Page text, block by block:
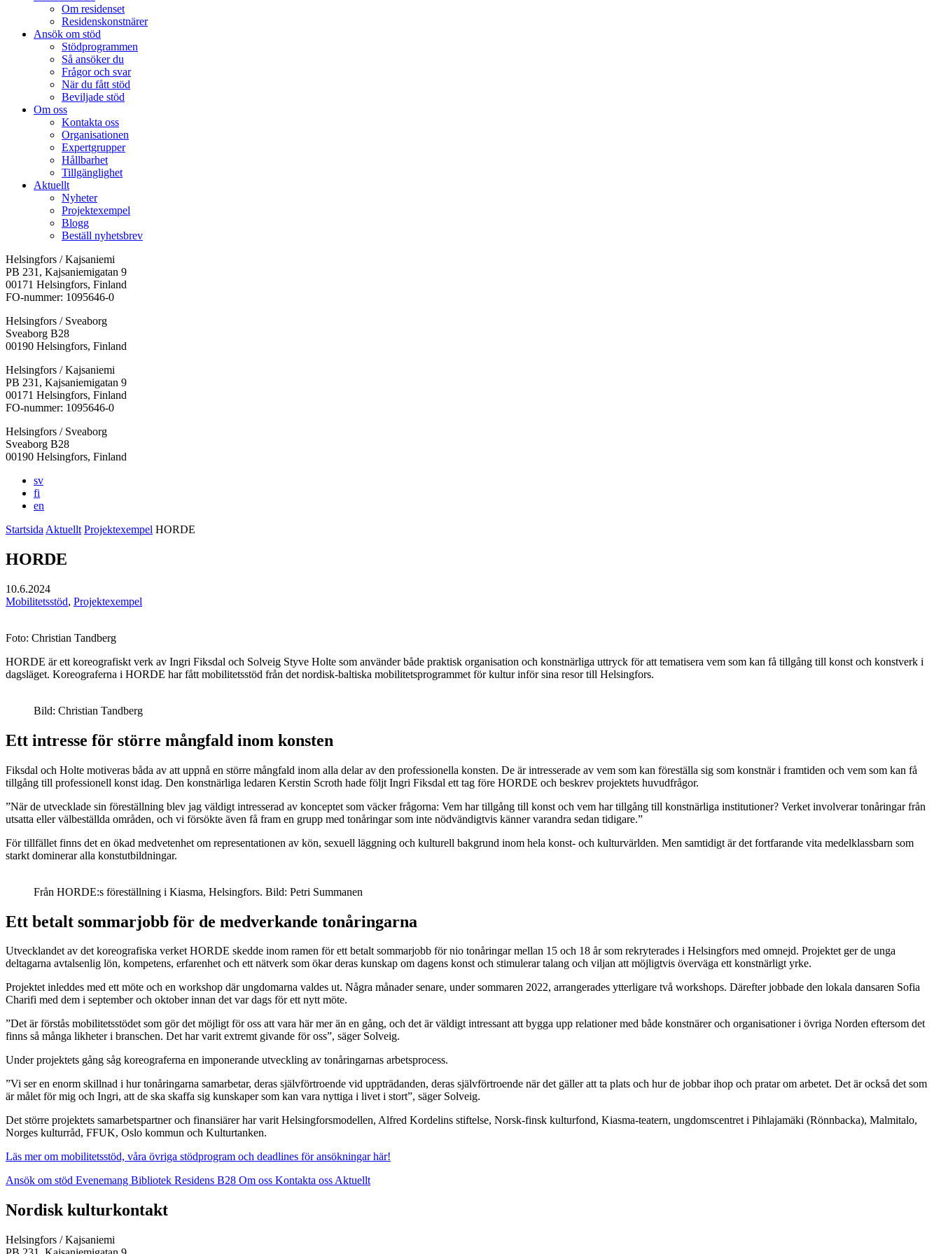
Om residenset
Residenskonstnärer
Ansök om stöd
Stödprogrammen
Så ansöker du
Frågor och svar
När du fått stöd
Beviljade stöd
Om oss
Kontakta oss
Organisationen
Expertgrupper
Hållbarhet
Tillgänglighet
Aktuellt
Nyheter
Projektexempel
Blogg
Beställ nyhetsbrev
Helsingfors / Kajsaniemi
PB 231, Kajsaniemigatan 9
00171 Helsingfors, Finland
FO-nummer: 1095646-0
Helsingfors / Sveaborg
Sveaborg B28
00190 Helsingfors, Finland
Facebook:
Öppnas
i
en
flik
Instagram:
Öppnas
i
en
flik
TikTok:
Öppnas
i
en
flik
Youtube:
Öppnas
i
en
flik
Vimeo:
Öppnas
i
en
flik
Helsingfors / Kajsaniemi
PB 231, Kajsaniemigatan 9
00171 Helsingfors, Finland
FO-nummer: 1095646-0
Helsingfors / Sveaborg
Sveaborg B28
00190 Helsingfors, Finland
sv
fi
en
Startsida Aktuellt Projektexempel HORDE
HORDE
10.6.2024
Mobilitetsstöd, Projektexempel
Foto: Christian Tandberg
HORDE är ett koreografiskt verk av Ingri Fiksdal och Solveig Styve Holte som använder både praktisk organisation och konstnärliga uttryck för att tematisera vem som kan få tillgång till konst och konstverk i
dagsläget. Koreograferna i HORDE har fått mobilitetsstöd från det nordisk-baltiska mobilitetsprogrammet för kultur inför sina resor till Helsingfors.
Bild: Christian Tandberg
Ett intresse för större mångfald inom konsten
Fiksdal och Holte motiveras båda av att uppnå en större mångfald inom alla delar av den professionella konsten. De är intresserade av vem som kan föreställa sig som konstnär i framtiden och vem som kan få
tillgång till professionell konst idag. Den konstnärliga ledaren Kerstin Scroth hade följt Ingri Fiksdal ett tag före HORDE och beskrev projektets huvudfrågor.
”När de utvecklade sin föreställning blev jag väldigt intresserad av konceptet som väcker frågorna: Vem har tillgång till konst och vem har tillgång till konstnärliga institutioner? Verket involverar tonåringar från
utsatta eller välbeställda områden, och vi försökte även få fram en grupp med tonåringar som inte nödvändigtvis känner varandra sedan tidigare.”
För tillfället finns det en ökad medvetenhet om representationen av kön, sexuell läggning och kulturell bakgrund inom hela konst- och kulturvärlden. Men samtidigt är det fortfarande vita medelklassbarn som
starkt dominerar alla konstutbildningar.
Från HORDE:s föreställning i Kiasma, Helsingfors. Bild: Petri Summanen
Ett betalt sommarjobb för de medverkande tonåringarna
Utvecklandet av det koreografiska verket HORDE skedde inom ramen för ett betalt sommarjobb för nio tonåringar mellan 15 och 18 år som rekryterades i Helsingfors med omnejd. Projektet ger de unga
deltagarna avtalsenlig lön, kompetens, erfarenhet och ett nätverk som ökar deras kunskap om dagens konst och stimulerar talang och viljan att möjligtvis överväga ett konstnärligt yrke.
Projektet inleddes med ett möte och en workshop där ungdomarna valdes ut. Några månader senare, under sommaren 2022, arrangerades ytterligare två workshops. Därefter jobbade den lokala dansaren Sofia
Charifi med dem i september och oktober innan det var dags för ett nytt möte.
”Det är förstås mobilitetsstödet som gör det möjligt för oss att vara här mer än en gång, och det är väldigt intressant att bygga upp relationer med både konstnärer och organisationer i övriga Norden eftersom det
finns så många likheter i branschen. Det har varit extremt givande för oss”, säger Solveig.
Under projektets gång såg koreograferna en imponerande utveckling av tonåringarnas arbetsprocess.
”Vi ser en enorm skillnad i hur tonåringarna samarbetar, deras självförtroende vid uppträdanden, deras självförtroende när det gäller att ta plats och hur de jobbar ihop och pratar om arbetet. Det är också det som
är målet för mig och Ingri, att de ska skaffa sig kunskaper som kan vara nyttiga i livet i stort”, säger Solveig.
Det större projektets samarbetspartner och finansiärer har varit Helsingforsmodellen, Alfred Kordelins stiftelse, Norsk-finsk kulturfond, Kiasma-teatern, ungdomscentret i Pihlajamäki (Rönnbacka), Malmitalo,
Norges kulturråd, FFUK, Oslo kommun och Kulturtanken.
Läs mer om mobilitetsstöd, våra övriga stödprogram och deadlines för ansökningar här!
Ansök om stöd Evenemang Bibliotek Residens B28 Om oss Kontakta ossAktuellt
Facebook:
Öppnas
en
Instagram:
Öppnas
en
TikTok:
Öppnas
en
Youtube:
Öppnas
en
Vimeo:
Öppnas
en
Nordisk kulturkontakt
Helsingfors / Kajsaniemi